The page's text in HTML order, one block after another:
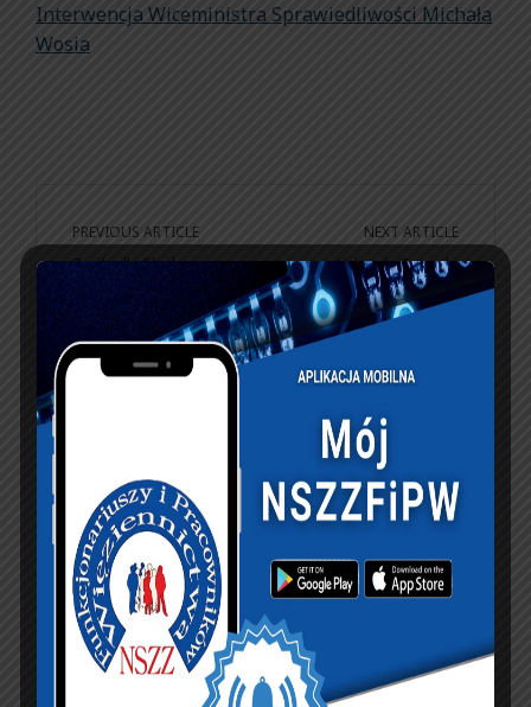
Interwencja Wiceministra Sprawiedliwości Michała
Wosia
PREVIOUS ARTICLE
Zniżki dla Służb
Mundurowych na
FORMOZA
CHALLENGE 2022
NEXT ARTICLE
Uchwała Zarządu
Głównego NSZZFiPW
ws. realizacji
podwyżki uposażeń f-
KSIĘGA GOŚCI:
Zobacz księgę
dopisz do księgi